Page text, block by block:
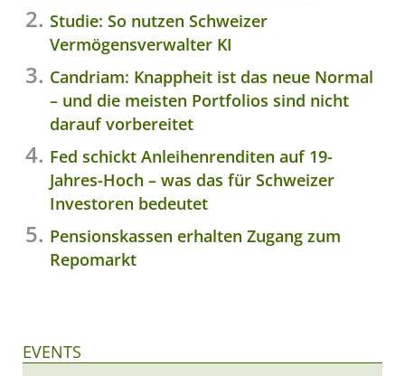
Studie: So nutzen Schweizer
Vermögensverwalter KI
Candriam: Knappheit ist das neue Normal
– und die meisten Portfolios sind nicht
darauf vorbereitet
Fed schickt Anleihenrenditen auf 19-
Jahres-Hoch – was das für Schweizer
Investoren bedeutet
Pensionskassen erhalten Zugang zum
Repomarkt
EVENTS